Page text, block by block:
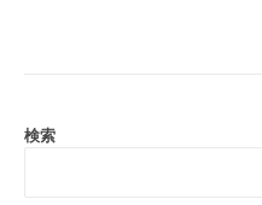
a
検索